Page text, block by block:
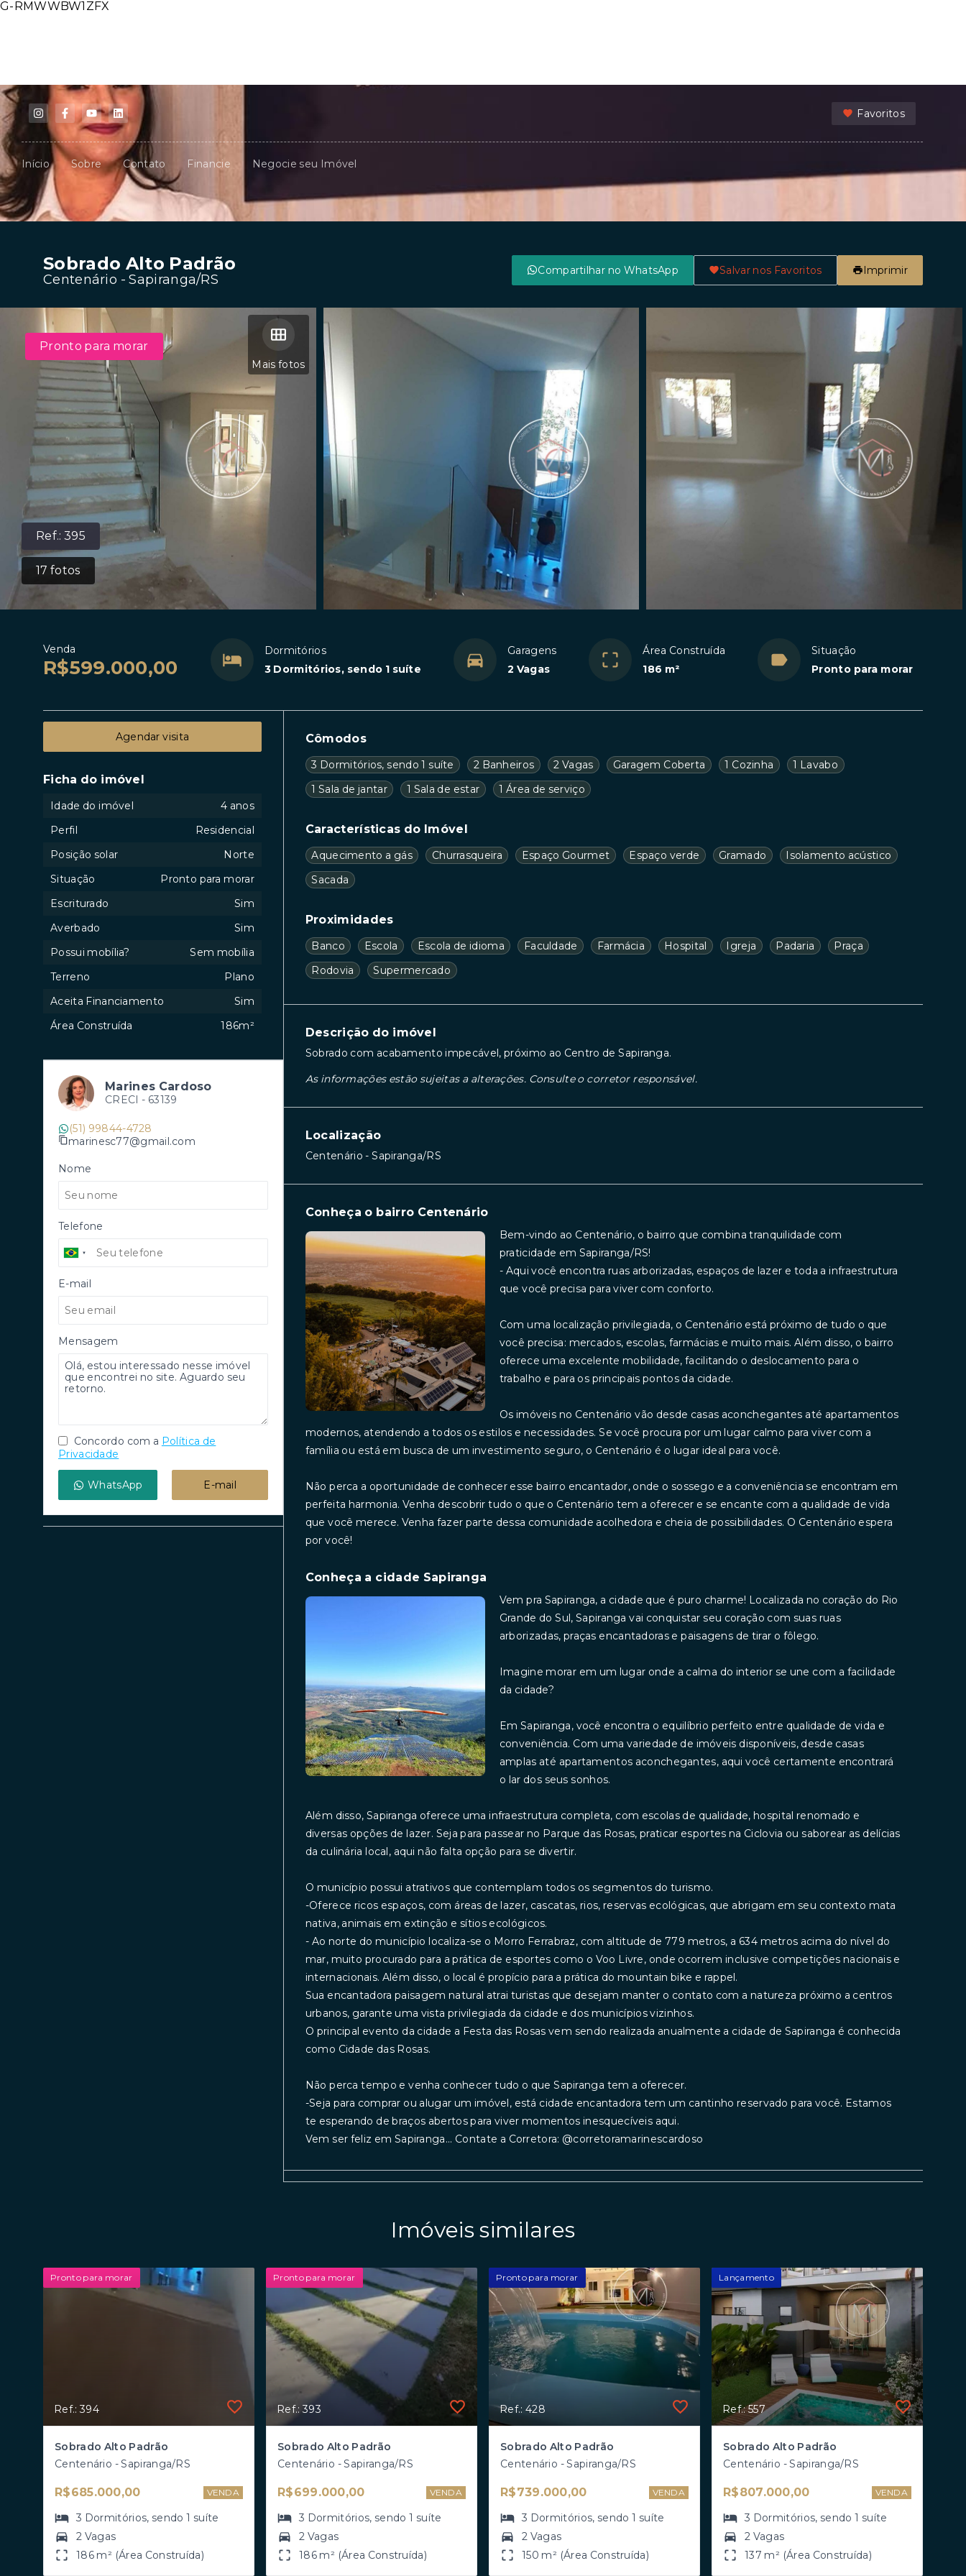
G-RMWWBW1ZFX
Favoritos
Início Sobre Contato Financie Negocie seu Imóvel
Sobrado Alto Padrão
Centenário - Sapiranga/RS
Compartilhar no WhatsApp Salvar nos Favoritos Imprimir
Ref.:395
17 fotos
Mais fotos
Pronto para morar
Venda
R$599.000,00
Dormitórios
3 Dormitórios, sendo 1 suíte
Garagens
2 Vagas
Área Construída
186 m²
Situação
Pronto para morar
Cômodos
3 Dormitórios, sendo 1 suíte 2 Banheiros 2 Vagas Garagem Coberta 1 Cozinha
1 Lavabo
1 Sala de jantar
1 Sala de estar 1 Área de serviço
Características do Imóvel
Aquecimento a gás Churrasqueira Espaço Gourmet Espaço verde Gramado
Isolamento acústico
Sacada
Proximidades
Banco Escola Escola de idioma Faculdade Farmácia Hospital Igreja Padaria
Praça
Rodovia
Supermercado
Descrição do imóvel
Sobrado com acabamento impecável, próximo ao Centro de Sapiranga.
As informações estão sujeitas a alterações. Consulte o corretor responsável.
Localização
Centenário - Sapiranga/RS
Conheça o bairro Centenário
Bem-vindo ao Centenário, o bairro que combina tranquilidade com
praticidade em Sapiranga/RS!
- Aqui você encontra ruas arborizadas, espaços de lazer e toda a infraestrutura
que você precisa para viver com conforto.
Com uma localização privilegiada, o Centenário está próximo de tudo o que
você precisa: mercados, escolas, farmácias e muito mais. Além disso, o bairro
oferece uma excelente mobilidade, facilitando o deslocamento para o
trabalho e para os principais pontos da cidade.
Os imóveis no Centenário vão desde casas aconchegantes até apartamentos
modernos, atendendo a todos os estilos e necessidades. Se você procura por um lugar calmo para viver com a
família ou está em busca de um investimento seguro, o Centenário é o lugar ideal para você.
Não perca a oportunidade de conhecer esse bairro encantador, onde o sossego e a conveniência se encontram em
perfeita harmonia. Venha descobrir tudo o que o Centenário tem a oferecer e se encante com a qualidade de vida
que você merece. Venha fazer parte dessa comunidade acolhedora e cheia de possibilidades. O Centenário espera
por você!
Conheça a cidade Sapiranga
Vem pra Sapiranga, a cidade que é puro charme! Localizada no coração do Rio
Grande do Sul, Sapiranga vai conquistar seu coração com suas ruas
arborizadas, praças encantadoras e paisagens de tirar o fôlego.
Imagine morar em um lugar onde a calma do interior se une com a facilidade
da cidade?
Em Sapiranga, você encontra o equilíbrio perfeito entre qualidade de vida e
conveniência. Com uma variedade de imóveis disponíveis, desde casas
amplas até apartamentos aconchegantes, aqui você certamente encontrará
o lar dos seus sonhos.
Além disso, Sapiranga oferece uma infraestrutura completa, com escolas de qualidade, hospital renomado e
diversas opções de lazer. Seja para passear no Parque das Rosas, praticar esportes na Ciclovia ou saborear as delícias
da culinária local, aqui não falta opção para se divertir.
O município possui atrativos que contemplam todos os segmentos do turismo.
-Oferece ricos espaços, com áreas de lazer, cascatas, rios, reservas ecológicas, que abrigam em seu contexto mata
nativa, animais em extinção e sítios ecológicos.
- Ao norte do município localiza-se o Morro Ferrabraz, com altitude de 779 metros, a 634 metros acima do nível do
mar, muito procurado para a prática de esportes como o Voo Livre, onde ocorrem inclusive competições nacionais e
internacionais. Além disso, o local é propício para a prática do mountain bike e rappel.
Sua encantadora paisagem natural atrai turistas que desejam manter o contato com a natureza próximo a centros
urbanos, garante uma vista privilegiada da cidade e dos municípios vizinhos.
O principal evento da cidade a Festa das Rosas vem sendo realizada anualmente a cidade de Sapiranga é conhecida
como Cidade das Rosas.
Não perca tempo e venha conhecer tudo o que Sapiranga tem a oferecer.
-Seja para comprar ou alugar um imóvel, está cidade encantadora tem um cantinho reservado para você. Estamos
te esperando de braços abertos para viver momentos inesquecíveis aqui.
Vem ser feliz em Sapiranga... Contate a Corretora: @corretoramarinescardoso
Agendar visita
Ficha do imóvel
Idade do imóvel
4 anos
Perfil
Residencial
Posição solar
Norte
Situação
Pronto para morar
Escriturado
Sim
Averbado
Sim
Possui mobília?
Sem mobília
Terreno
Plano
Aceita Financiamento
Sim
Área Construída
186m²
Marines Cardoso
CRECI - 63139
(51) 99844-4728
marinesc77@gmail.com
Nome
Telefone
E-mail
Mensagem
Concordo com a Política de
Privacidade
WhatsApp E-mail
Imóveis similares
Pronto para morar
Ref.: 394
Sobrado Alto Padrão
Centenário - Sapiranga/RS
R$685.000,00 VENDA
3 Dormitórios, sendo1 suíte
2 Vagas
186 m² (Área Construída)
Pronto para morar
Ref.: 393
Sobrado Alto Padrão
Centenário - Sapiranga/RS
R$699.000,00 VENDA
3 Dormitórios, sendo1 suíte
2 Vagas
186 m² (Área Construída)
Pronto para morar
Ref.: 428
Sobrado Alto Padrão
Centenário - Sapiranga/RS
R$739.000,00 VENDA
3 Dormitórios, sendo1 suíte
2 Vagas
150 m² (Área Construída)
Lançamento
Ref.: 557
Sobrado Alto Padrão
Centenário - Sapiranga/RS
R$807.000,00 VENDA
3 Dormitórios, sendo1 suíte
2 Vagas
137 m² (Área Construída)